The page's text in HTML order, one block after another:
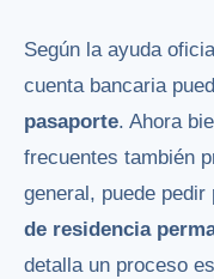
Según la ayuda
cuenta bancaria
pasaporte. Ahora
frecuentes también
general, puede pedir
de residencia
detalla un proceso